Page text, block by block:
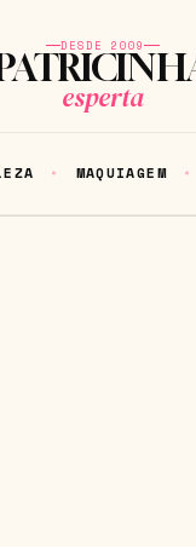
DESDE 2009
esperta
MAQUIAGEM